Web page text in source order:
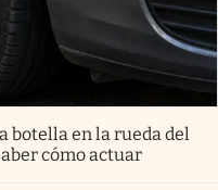
botella en la rueda del
cómo actuar